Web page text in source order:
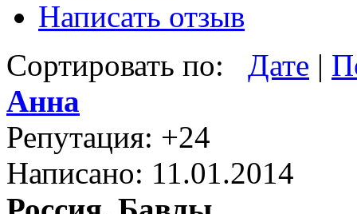
Написать отзыв
Сортировать по:
Дате |
Анна
Репутация: +24
Написано: 11.01.2014